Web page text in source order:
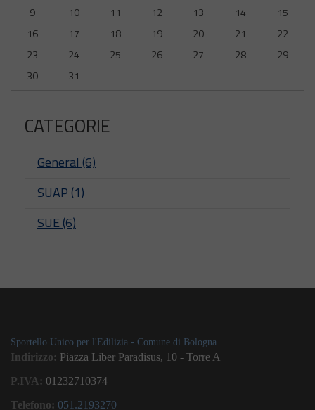
9
10 11 12 13 14
15
16
17 18 19 20 21
22
23
24 25 26 27 28
29
30
31
CATEGORIE
General (6)
SUAP (1)
SUE (6)
Sportello Unico per l'Edilizia - Comune di Bologna
Indirizzo: Piazza Liber Paradisus, 10 - Torre A
P.IVA: 01232710374
Telefono: 051.2193270